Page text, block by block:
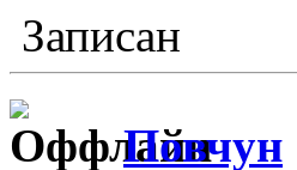
Записан
Повчун